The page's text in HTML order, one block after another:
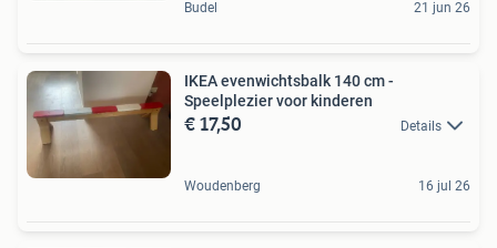
Budel 21 jun 26
IKEA evenwichtsbalk 140 cm -
Speelplezier voor kinderen
€ 17,50 Details
Woudenberg 16 jul 26